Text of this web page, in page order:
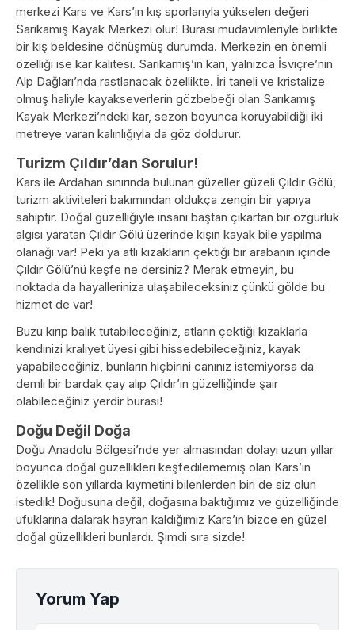
merkezi Kars ve Kars’ın kış sporlarıyla yükselen değeri
Sarıkamış Kayak Merkezi olur! Burası müdavimleriyle birlikte
bir kış beldesine dönüşmüş durumda. Merkezin en önemli
özelliği ise kar kalitesi. Sarıkamış’ın karı, yalnızca İsviçre’nin
Alp Dağları’nda rastlanacak özellikte. İri taneli ve kristalize
olmuş haliyle kayakseverlerin gözbebeği olan Sarıkamış
Kayak Merkezi’ndeki kar, sezon boyunca koruyabildiği iki
metreye varan kalınlığıyla da göz doldurur.
Turizm Çıldır’dan Sorulur!
Kars ile Ardahan sınırında bulunan güzeller güzeli Çıldır Gölü,
turizm aktiviteleri bakımından oldukça zengin bir yapıya
sahiptir. Doğal güzelliğiyle insanı baştan çıkartan bir özgürlük
algısı yaratan Çıldır Gölü üzerinde kışın kayak bile yapılma
olanağı var! Peki ya atlı kızakların çektiği bir arabanın içinde
Çıldır Gölü’nü keşfe ne dersiniz? Merak etmeyin, bu
noktada da hayalleriniza ulaşabileceksiniz çünkü gölde bu
hizmet de var!
Buzu kırıp balık tutabileceğiniz, atların çektiği kızaklarla
kendinizi kraliyet üyesi gibi hissedebileceğiniz, kayak
yapabileceğiniz, bunların hiçbirini canınız istemiyorsa da
demli bir bardak çay alıp Çıldır’ın güzelliğinde şair
olabileceğiniz yerdir burası!
Doğu Değil Doğa
Doğu Anadolu Bölgesi’nde yer almasından dolayı uzun yıllar
boyunca doğal güzellikleri keşfedilememiş olan Kars’ın
özellikle son yıllarda kıymetini bilenlerden biri de siz olun
istedik! Doğusuna değil, doğasına baktığımız ve güzelliğinde
ufuklarına dalarak hayran kaldığımız Kars’ın bizce en güzel
doğal güzellikleri bunlardı. Şimdi sıra sizde!
Yorum Yap